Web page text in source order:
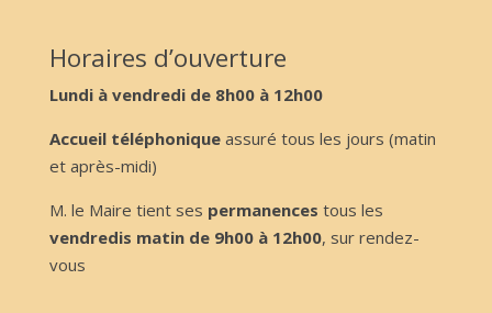
Horaires d’ouverture
Lundi à vendredi de 8h00 à 12h00
Accueil téléphoniqueassuré tous les jours (matin
et après-midi)
M. le Maire tient ses permanences tous les
vendredis matin de 9h00 à 12h00, sur rendez-
vous